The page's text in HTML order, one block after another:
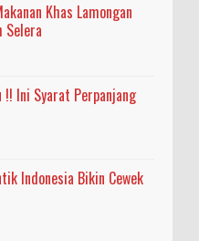
Khas Lamongan
Selera
!! Ini Syarat Perpanjang
Indonesia Bikin Cewek